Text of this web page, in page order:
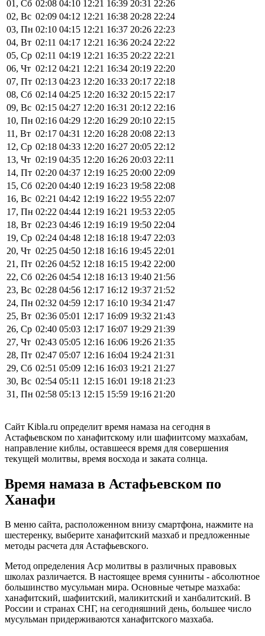
01, Сб 02:08 04:10 12:21 16:39 20:31 22:26
02, Вс 02:09 04:12 12:21 16:38 20:28 22:24
03, Пн 02:10 04:15 12:21 16:37 20:26 22:23
04, Вт 02:11 04:17 12:21 16:36 20:24 22:22
05, Ср 02:11 04:19 12:21 16:35 20:22 22:21
06, Чт 02:12 04:21 12:21 16:34 20:19 22:20
07, Пт 02:13 04:23 12:20 16:33 20:17 22:18
08, Сб 02:14 04:25 12:20 16:32 20:15 22:17
09, Вс 02:15 04:27 12:20 16:31 20:12 22:16
10, Пн 02:16 04:29 12:20 16:29 20:10 22:15
11, Вт 02:17 04:31 12:20 16:28 20:08 22:13
12, Ср 02:18 04:33 12:20 16:27 20:05 22:12
13, Чт 02:19 04:35 12:20 16:26 20:03 22:11
14, Пт 02:20 04:37 12:19 16:25 20:00 22:09
15, Сб 02:20 04:40 12:19 16:23 19:58 22:08
16, Вс 02:21 04:42 12:19 16:22 19:55 22:07
17, Пн 02:22 04:44 12:19 16:21 19:53 22:05
18, Вт 02:23 04:46 12:19 16:19 19:50 22:04
19, Ср 02:24 04:48 12:18 16:18 19:47 22:03
20, Чт 02:25 04:50 12:18 16:16 19:45 22:01
21, Пт 02:26 04:52 12:18 16:15 19:42 22:00
22, Сб 02:26 04:54 12:18 16:13 19:40 21:56
23, Вс 02:28 04:56 12:17 16:12 19:37 21:52
24, Пн 02:32 04:59 12:17 16:10 19:34 21:47
25, Вт 02:36 05:01 12:17 16:09 19:32 21:43
26, Ср 02:40 05:03 12:17 16:07 19:29 21:39
27, Чт 02:43 05:05 12:16 16:06 19:26 21:35
28, Пт 02:47 05:07 12:16 16:04 19:24 21:31
29, Сб 02:51 05:09 12:16 16:03 19:21 21:27
30, Вс 02:54 05:11 12:15 16:01 19:18 21:23
31, Пн 02:58 05:13 12:15 15:59 19:16 21:20
Сайт Kibla.ru определит время намаза на сегодня в
Астафьевском по ханафитскому или шафиитсому мазхабам,
направление киблы, оставшееся время для совершения
текущей молитвы, время восхода и заката солнца.
Время намаза в Астафьевском по
Ханафи
В меню сайта, расположенном внизу смартфона, нажмите на
шестеренку, выберите ханафитский мазхаб и предложенные
методы расчета для Астафьевского.
Метод определения Аср молитвы в различных правовых
школах различается. В настоящее время сунниты - абсолютное
большинство мусульман мира. Основные четыре мазхаба:
ханафитский, шафиитский, маликитский и ханбалитский. В
России и странах СНГ, на сегодняшний день, большее число
мусульман придерживаются ханафитского мазхаба.